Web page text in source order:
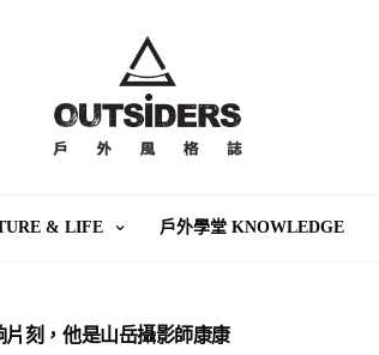
& LIFE 戶外學堂 KNOWLEDGE
刻，他是山岳攝影師康康